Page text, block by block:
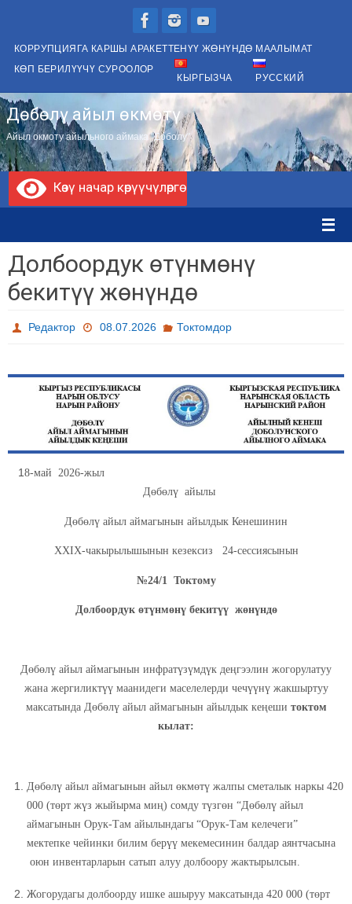
content
КОРРУПЦИЯГА КАРШЫ АРАКЕТТЕНҮҮ ЖӨНҮНДӨ МААЛЫМАТ
КӨП БЕРИЛҮҮЧҮ СУРООЛОР
КЫРГЫЗЧА РУССКИЙ
Дөбөлү айыл өкмөтү
Айыл окмоту айыльного аймака "Доболу"
Көзү начар көрүүчүлөргө
Долбоордук өтүнмөнү
бекитүү жөнүндө
Редактор 08.07.2026 Токтомдор
18-май 2026-жыл
Дөбөлү айылы
Дөбөлү айыл аймагынын айылдык Кенешинин
ХХIХ-чакырылышынын кезексиз 24-сессиясынын
№24/1 Токтому
Долбоордук өтүнмөнү бекитүү жөнүндө
Дөбөлү айыл аймагынын инфратүзүмдүк деңгээлин жогорулатуу
жана жергиликтүү маанидеги маселелерди чечүүнү жакшыртуу
максатында Дөбөлү айыл аймагынын айылдык кеңеши токтом
кылат:
Дөбөлү айыл аймагынын айыл өкмөтү жалпы сметалык наркы 420
000 (төрт жүз жыйырма миң) сомду түзгөн “Дөбөлү айыл
аймагынын Орук-Там айылындагы “Орук-Там келечеги”
мектепке чейинки билим берүү мекемесинин балдар аянтчасына
оюн инвентарларын сатып алуу долбоору жактырылсын.
Жогорудагы долбоорду ишке ашыруу максатында 420 000 (төрт